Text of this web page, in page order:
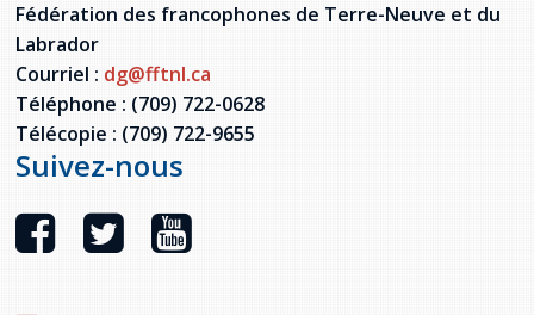
Fédération des francophones de Terre-Neuve et du
Labrador
Courriel : dg@fftnl.ca
Téléphone : (709) 722-0628
Télécopie : (709) 722-9655
Suivez-nous